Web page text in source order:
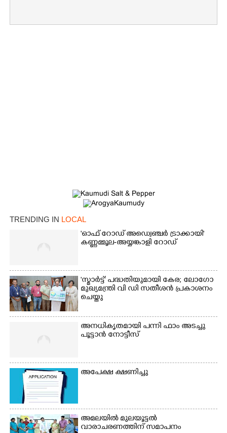
TRENDING IN LOCAL
'ഓഫ് റോഡ് അഡ്വെഞ്ചർ ട്രാക്കായി'
കണ്ണമ്മൂല-അയ്യങ്കാളി റോഡ്
'സ്മാർട്ട്' പദ്ധതിയുമായി കേര; ലോഗോ
മുഖ്യമന്ത്രി വി ഡി സതീശൻ പ്രകാശനം
ചെയ്തു
അനധികൃതമായി പന്നി ഫാം അടച്ചു
പൂട്ടാൻ നോട്ടീസ്
അപേക്ഷ ക്ഷണിച്ചു
അമലയിൽ മുലയൂട്ടൽ
വാരാചരണത്തിന് സമാപനം
Copy Link